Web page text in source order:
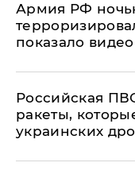
Армия РФ
показало видео
Российская
ракеты,
украинских